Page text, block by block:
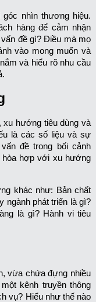
nhìn thương hiệu.
hàng để cảm nhận
đề gì? Điều mà mọ
vào mong muốn và
và hiểu rõ nhu cầu
xu hướng tiêu dùng và
là các số liệu và sự
đề trong bối cảnh
hòa hợp với xu hướng
khác như: Bản chất
ngành phát triển là gì?
là gì? Hành vi tiêu
vừa chứa đựng nhiều
kênh truyền thông
vụ? Hiểu như thế nào